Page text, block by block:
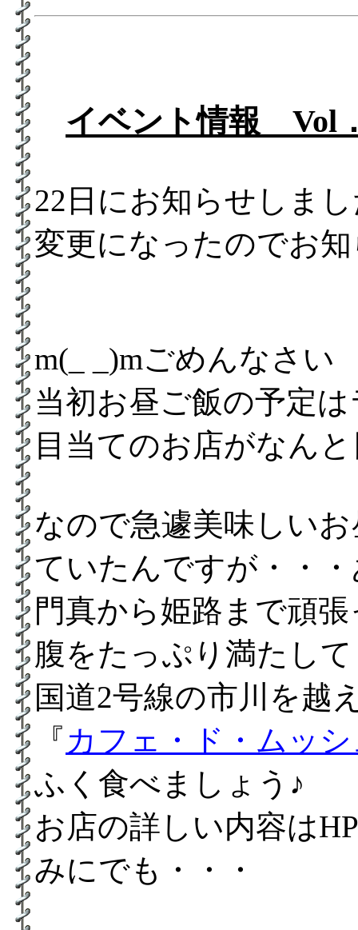
イベント情報 Vol
22日にお知らせしま
変更になったのでお
m(_ _)mごめんなさ
当初お昼ご飯の予定
目当てのお店がなん
なので急遽美味しい
ていたんですが・・
門真から姫路まで頑
腹をたっぷり満たし
国道2号線の市川を越
『 カフェ・ド・ムッシ
ふく食べましょう♪
お店の詳しい内容は
みにでも・・・